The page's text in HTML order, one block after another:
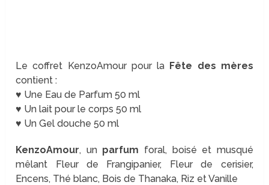
Le coffret KenzoAmour pour la Fête des mères
contient :
♥ Une Eau de Parfum 50 ml
♥ Un lait pour le corps 50 ml
♥ Un Gel douche 50 ml
KenzoAmour, unparfum foral, boisé et musqué
mêlant Fleur de Frangipanier, Fleur de cerisier,
Encens, Thé blanc, Bois de Thanaka, Riz et Vanille